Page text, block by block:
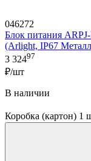
046272
Блок питания
(Arlight, IP67
3 32497
₽/шт
В наличии
Коробка (картон) 1